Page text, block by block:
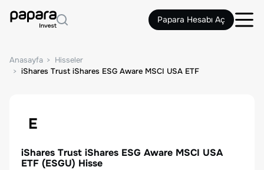
Papara Hesabı Aç
Anasayfa
Hisseler
iShares Trust iShares ESG Aware MSCI USA ETF
E
iShares Trust iShares ESG Aware MSCI USA
ETF (ESGU) Hisse